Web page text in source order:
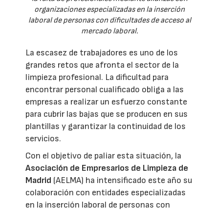
organizaciones especializadas en la inserción
laboral de personas con dificultades de acceso al
mercado laboral.
La escasez de trabajadores es uno de los
grandes retos que afronta el sector de la
limpieza profesional. La dificultad para
encontrar personal cualificado obliga a las
empresas a realizar un esfuerzo constante
para cubrir las bajas que se producen en sus
plantillas y garantizar la continuidad de los
servicios.
Con el objetivo de paliar esta situación, la
Asociación de Empresarios de Limpieza de
Madrid (AELMA) ha intensificado este año su
colaboración con entidades especializadas
en la inserción laboral de personas con